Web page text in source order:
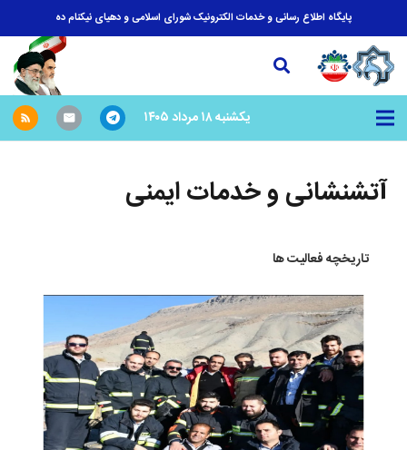
پایگاه اطلاع رسانی و خدمات الکترونیک شورای اسلامی و دهیای نیکنام ده
یکشنبه ۱۸ مرداد ۱۴۰۵
آتشنشانی و خدمات ایمنی
تاریخچه فعالیت ها